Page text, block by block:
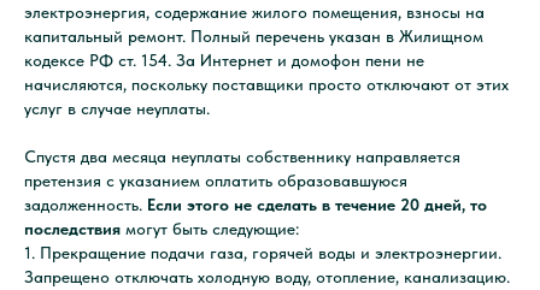
электроэнергия, содержание жилого помещения, взносы на
капитальный ремонт. Полный перечень указан в Жилищном
кодексе РФ ст. 154. За Интернет и домофон пени не
начисляются, поскольку поставщики просто отключают от этих
услуг в случае неуплаты.
Спустя два месяца неуплаты собственнику направляется
претензия с указанием оплатить образовавшуюся
задолженность. Если этого не сделать в течение 20 дней, то
последствия могут быть следующие:
1. Прекращение подачи газа, горячей воды и электроэнергии.
Запрещено отключать холодную воду, отопление, канализацию.